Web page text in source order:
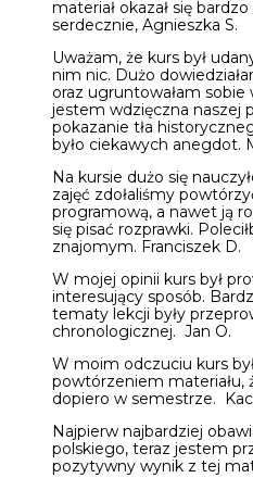
materiał okazał się
serdecznie, Agnieszka S.
Uważam, że kurs był
nim nic. Dużo
oraz ugruntowałam sobie
jestem wdzięczna naszej
pokazanie tła
było ciekawych anegdot.
Na kursie dużo się
zajęć zdołaliśmy
programową, a nawet ją
się pisać rozprawki.
znajomym. Franciszek D.
W mojej opinii kurs był
interesujący sposób.
tematy lekcji były
chronologicznej. Jan O.
W moim odczuciu kurs
powtórzeniem materiału,
dopiero w semestrze.
Najpierw najbardziej
polskiego, teraz jestem
pozytywny wynik z tej